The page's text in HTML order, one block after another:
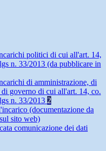
politici di cui all'art. 14,
n. 33/2013 (da pubblicare in
di amministrazione, di
governo di cui all'art. 14, co.
n. 33/2013 2
(documentazione da
sito web)
comunicazione dei dati